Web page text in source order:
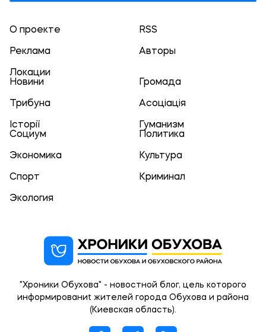
О проекте RSS
Реклама Авторы
Локации
Новини
Громада
Трибуна Асоціація
Історії
Гуманизм
Социум
Политика
Экономика Культура
Спорт Криминал
Экология
"Хроники Обухова" - новостной блог, цель которого
информированиt жителей города Обухова и района
(Киевская область).